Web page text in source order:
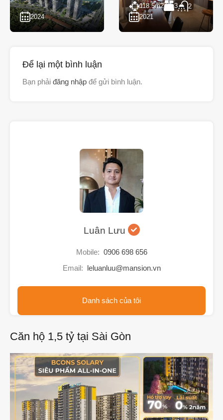
2024
118.5m2 3
2
2021
Để lại một bình luận
Bạn phải đăng nhập để gửi bình luận.
Luân Lưu
Mobile: 0906 698 656
Email: leluanluu@mansion.vn
Danh sách của tôi
Căn hộ 1,5 tỷ tại Sài Gòn